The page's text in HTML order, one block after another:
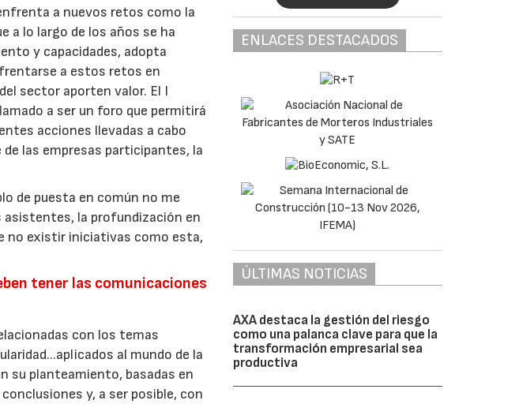
a nuevos retos como la
a lo largo de los años se ha
y capacidades, adopta
a estos retos en
sector aporten valor. El I
a ser un foro que permitirá
acciones llevadas a cabo
las empresas participantes, la
de puesta en común no me
asistentes, la profundización en
no existir iniciativas como esta,
tener las comunicaciones
con los temas
al mundo de la
su planteamiento, basadas en
y, a ser posible, con
ENLACES DESTACADOS
ÚLTIMAS NOTICIAS
AXA destaca la gestión del riesgo
como una palanca clave para que la
transformación empresarial sea
productiva